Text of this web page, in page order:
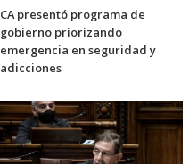
CA presentó programa de
gobierno priorizando
emergencia en seguridad y
adicciones